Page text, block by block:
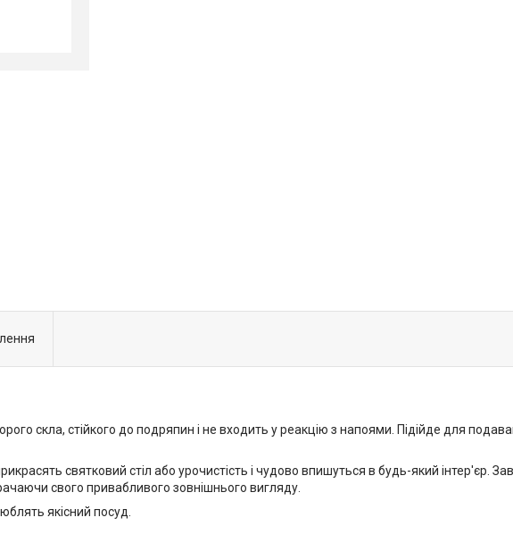
скла, стійкого до подряпин і не входить у реакцію з напоями. Підійде для
святковий стіл або урочистість і чудово впишуться в будь-який інтер'єр.
свого привабливого зовнішнього вигляду.
якісний посуд.